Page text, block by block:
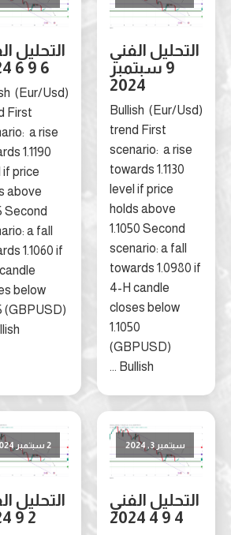
الفني
9 سبتمبر
(Eur/Usd) Bullish
trend First
scenario: a
towards
level if price
holds above
1.1050
scenario: a
towards
4-H candle
closes below
(GBPUSD)
التحليل الفني
(Eur/Usd) Bullish
trend First
scenario: a rise
towards 1.1190
level if price
holds above
1.1135 Second
scenario: a fall
towards 1.1060 if
4-H candle
closes below
1.1135 (GBPUSD)
الفني
التحليل الفني